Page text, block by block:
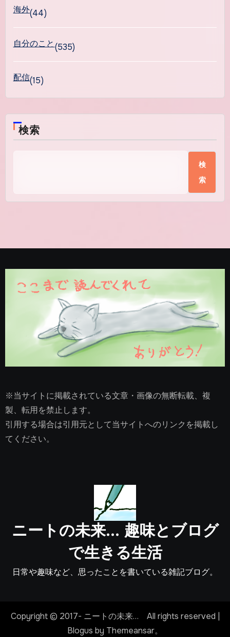
海外(44)
自分のこと(535)
配信(15)
検索
検
索
※当サイトに掲載されている文章・画像の無断転載、複
製、転用を禁止します。
引用する場合は引用元として当サイトへのリンクを掲載し
てください。
ニートの未来… 趣味とブログ
で生きる生活
日常や趣味など、思ったことを書いている雑記ブログ。
Copyright © 2017- ニートの未来… All rights reserved |
Blogus by Themeansar。